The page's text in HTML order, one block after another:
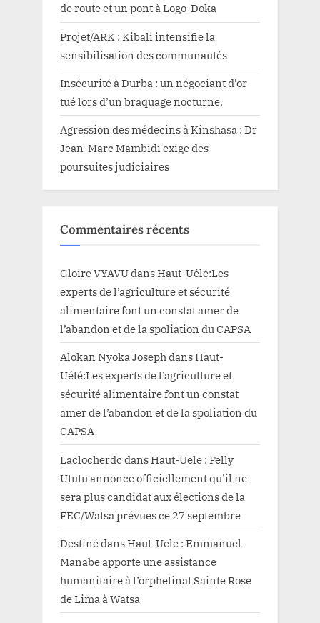
de route et un pont à Logo-Doka
Projet/ARK : Kibali intensifie la
sensibilisation des communautés
Insécurité à Durba : un négociant d’or
tué lors d’un braquage nocturne.
Agression des médecins à Kinshasa : Dr
Jean-Marc Mambidi exige des
poursuites judiciaires
Commentaires récents
Gloire VYAVUdansHaut-Uélé:Les
experts de l’agriculture et sécurité
alimentaire font un constat amer de
l’abandon et de la spoliation du CAPSA
Alokan Nyoka JosephdansHaut-
Uélé:Les experts de l’agriculture et
sécurité alimentaire font un constat
amer de l’abandon et de la spoliation du
CAPSA
Laclocherdc dansHaut-Uele : Felly
Ututu annonce officiellement qu’il ne
sera plus candidat aux élections de la
FEC/Watsa prévues ce 27 septembre
DestinédansHaut-Uele : Emmanuel
Manabe apporte une assistance
humanitaire à l’orphelinat Sainte Rose
de Lima à Watsa